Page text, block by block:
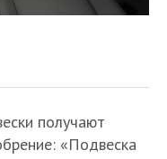
получают
«Подвеска